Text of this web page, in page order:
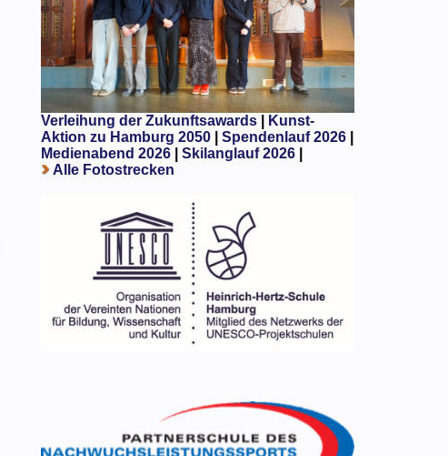
Verleihung der Zukunftsawards|
Kunst-
Aktion zu Hamburg 2050
Spendenlauf 2026|
Medienabend 2026| Skilanglauf 2026|
Alle Fotostrecken